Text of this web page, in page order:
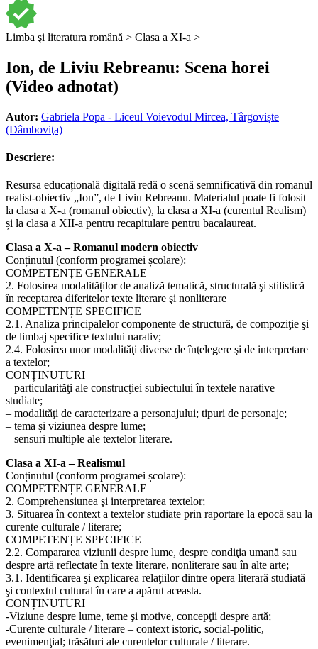
Limba şi literatura română > Clasa a XI-a >
Ion, de Liviu Rebreanu: Scena horei
(Video adnotat)
Autor: Gabriela Popa - Liceul Voievodul Mircea, Târgoviște
(Dâmboviţa)
Descriere:
Resursa educațională digitală redă o scenă semnificativă din romanul
realist-obiectiv „Ion”, de Liviu Rebreanu. Materialul poate fi folosit
la clasa a X-a (romanul obiectiv), la clasa a XI-a (curentul Realism)
și la clasa a XII-a pentru recapitulare pentru bacalaureat.
Clasa a X-a – Romanul modern obiectiv
Conținutul (conform programei școlare):
COMPETENȚE GENERALE
2. Folosirea modalităților de analiză tematică, structurală şi stilistică
în receptarea diferitelor texte literare şi nonliterare
COMPETENȚE SPECIFICE
2.1. Analiza principalelor componente de structură, de compoziţie şi
de limbaj specifice textului narativ;
2.4. Folosirea unor modalităţi diverse de înţelegere şi de interpretare
a textelor;
CONȚINUTURI
– particularităţi ale construcţiei subiectului în textele narative
studiate;
– modalităţi de caracterizare a personajului; tipuri de personaje;
– tema și viziunea despre lume;
– sensuri multiple ale textelor literare.
Clasa a XI-a – Realismul
Conținutul (conform programei școlare):
COMPETENȚE GENERALE
2. Comprehensiunea şi interpretarea textelor;
3. Situarea în context a textelor studiate prin raportare la epocă sau la
curente culturale / literare;
COMPETENȚE SPECIFICE
2.2. Compararea viziunii despre lume, despre condiţia umană sau
despre artă reflectate în texte literare, nonliterare sau în alte arte;
3.1. Identificarea şi explicarea relaţiilor dintre opera literară studiată
şi contextul cultural în care a apărut aceasta.
CONȚINUTURI
-Viziune despre lume, teme şi motive, concepţii despre artă;
-Curente culturale / literare – context istoric, social-politic,
evenimenţial; trăsături ale curentelor culturale / literare.